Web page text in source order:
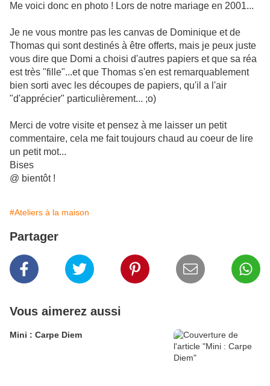
Me voici donc en photo ! Lors de notre mariage en 2001...
Je ne vous montre pas les canvas de Dominique et de
Thomas qui sont destinés à être offerts, mais je peux juste
vous dire que Domi a choisi d'autres papiers et que sa réa
est très "fille"...et que Thomas s'en est remarquablement
bien sorti avec les découpes de papiers, qu'il a l'air
"d'apprécier" particulièrement... ;o)
Merci de votre visite et pensez à me laisser un petit
commentaire, cela me fait toujours chaud au coeur de lire
un petit mot...
Bises
@ bientôt !
#Ateliers à la maison
Partager
Vous aimerez aussi
Mini : Carpe Diem